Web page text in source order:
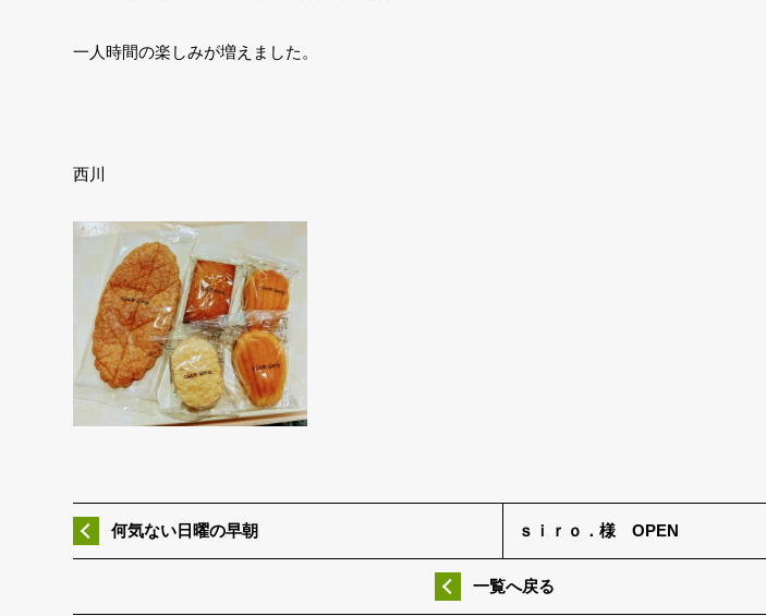
一人時間の楽しみが増えました。
西川
何気ない日曜の早朝 ｓｉｒｏ．様 OPEN
一覧へ戻る